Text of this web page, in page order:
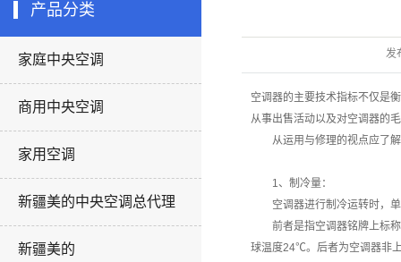
产品分类
家庭中央空调
商用中央空调
家用空调
新疆美的中央空调总代理
新疆美的
发
空调器的主要技术指标不仅是
从事出售活动以及对空调器的
从运用与修理的视点应了解
1、制冷量：
空调器进行制冷运转时，单
前者是指空调器铭牌上标称
球温度24℃。后者为空调器非